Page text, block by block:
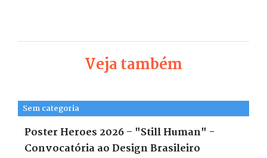
Veja também
Sem categoria
Poster Heroes 2026 – "Still Human" -
Convocatória ao Design Brasileiro